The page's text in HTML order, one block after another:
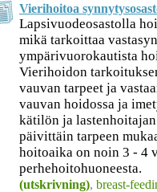
Vierihoitoa
Lapsivuodeosastolla
mikä tarkoittaa
ympärivuorokautista
Vierihoidon
vauvan tarpeet ja
vauvan hoidossa ja
kätilön ja
päivittäin tarpeen
hoitoaika on noin 3 - 4
perhehoitohuoneesta.
(utskrivning), breast-